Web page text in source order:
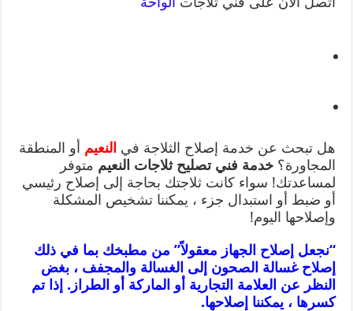
هل تبحث عن خدمة إصلاح الثلاجة في النعيم أو المنطقة
المجاورة؟خدمة فني تصليح ثلاجات النعيم متوفر
لمساعدتك! سواء كانت ثلاجتك بحاجة إلى إصلاح رئيسي
أو ضبط أو استبدال جزء ، يمكننا تشخيص المشكلة
وإصلاحها اليوم!
“نجعل إصلاح الجهاز معقولاً” من مطبخك بما في ذلك
إصلاح غسالة الصحون إلى الغسالة والمجفف ، بغض
النظر عن العلامة التجارية أو الماركة أو الطراز. إذا تم
كسرها ، يمكننا إصلاحها.